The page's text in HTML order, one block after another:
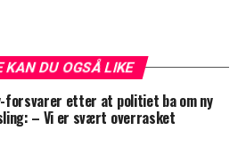
KAN DU OGSÅ LIKE
forsvarer etter at politiet ba om ny
– Vi er svært overrasket